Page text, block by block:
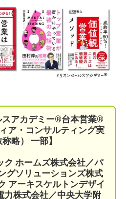
スアカデミー®︎台本営業®︎
ア・コンサルティング実
略） 一部】
ク ホームズ株式会社／パ
グソリューションズ株式
アーキスケルトンデザイ
力株式会社／中央大学附